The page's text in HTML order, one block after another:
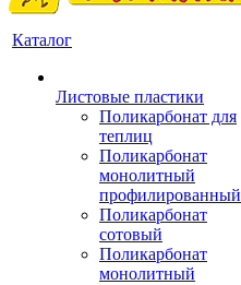
Каталог
Листовые пластики
Поликарбонат для
теплиц
Поликарбонат
монолитный
профилированный
Поликарбонат
сотовый
Поликарбонат
монолитный